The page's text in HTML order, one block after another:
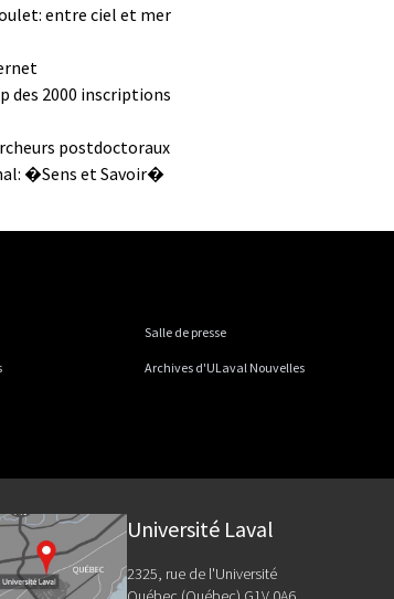
entre ciel et mer
des 2000 inscriptions
postdoctoraux
�Sens et Savoir�
Salle de presse
Archives d'ULaval Nouvelles
Université Laval
2325, rue de l'Université